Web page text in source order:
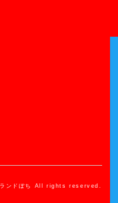
ンドぽち All rights reserved.